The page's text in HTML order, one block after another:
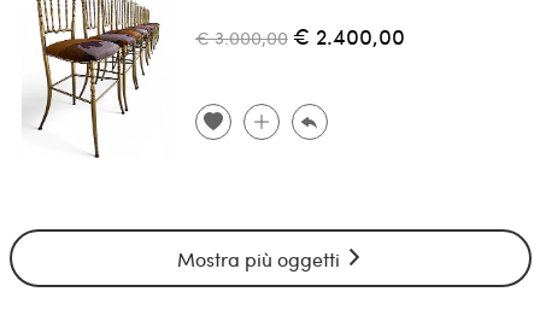
€ 3.000,00 € 2.400,00
Mostra più oggetti